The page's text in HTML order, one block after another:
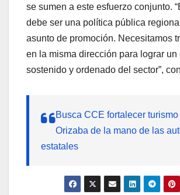
se sumen a este esfuerzo conjunto.
debe ser una política pública
asunto de promoción. Necesitamos
en la misma dirección para lograr un
sostenido y ordenado del sector”,
Busca CCE fortalecer turismo
Orizaba de la mano de las
estatales